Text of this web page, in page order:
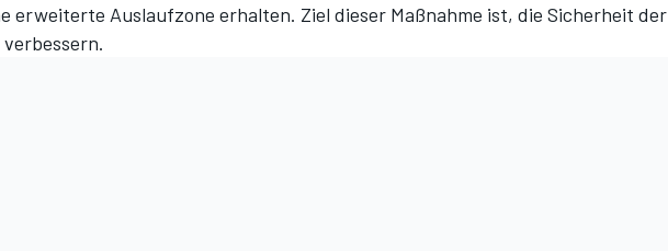
erweiterte Auslaufzone erhalten. Ziel dieser Maßnahme ist, die Sicherheit der